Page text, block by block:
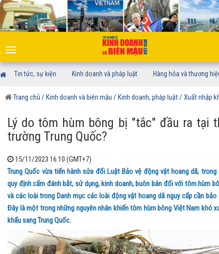
Toggle
navigation
Tin tức, sự kiện Kinh doanh và pháp luật Hàng hóa và thương
Trang chủ/ Kinh doanh và biên mậu / Kinh doanh, pháp luật/ Xuất nhập
Lý do tôm hùm bông bị "tắc" đầu ra tại
trường Trung Quốc?
15/11/2023 16:10 (GMT+7)
Trung Quốc vừa tiến hành sửa đổi Luật Bảo vệ động vật hoang dã, trong
quy định cấm đánh bắt, sử dụng, kinh doanh, buôn bán đối với tôm hùm
và các loài trong Danh mục các loài động vật hoang dã nguy cấp cần bảo
Đây là một trong những nguyên nhân khiến tôm hùm bông Việt Nam khó
khẩu sang Trung Quốc.